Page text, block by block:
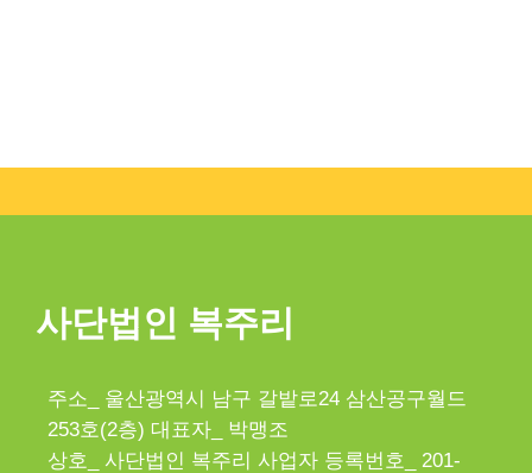
사단법인 복주리
주소_ 울산광역시 남구 갈밭로24 삼산공구월드
253호(2층) 대표자_ 박맹조
상호_ 사단법인 복주리 사업자 등록번호_ 201-